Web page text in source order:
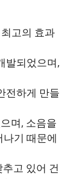
고의 효과
발되었으며,
전하게 만들
며, 소음을
기 때문에
고 있어 건